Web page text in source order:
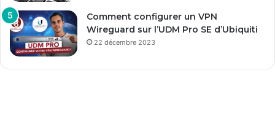
Comment configurer un VPN
Wireguard sur l’UDM Pro SE d’Ubiquiti
22 décembre 2023